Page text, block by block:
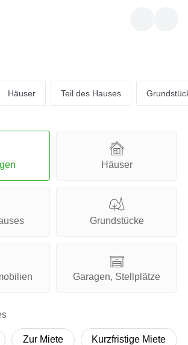
Häuser Teil des Hauses
Häuser
Grundstücke
Garagen, Stellplätze
Zur Miete Kurzfristige Miete